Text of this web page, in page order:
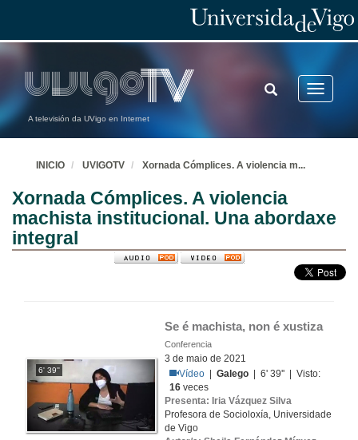
A televisión da UVigo en Internet
Toggle
TOGGLE
SEARCH
INICIO UVIGOTV Xornada Cómplices. A violencia m...
Xornada Cómplices. A violencia
machista institucional. Una abordaxe
integral
6' 39''
Se é machista, non é xustiza
Conferencia
3 de maio de 2021
Vídeo |Galego | 6' 39'' | Visto:
16 veces
Presenta: Iria Vázquez Silva
Profesora de Socioloxía, Universidade
de Vigo